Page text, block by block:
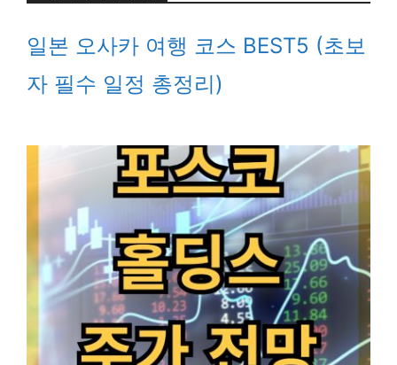
일본 오사카 여행 코스 BEST5 (초보
자 필수 일정 총정리)